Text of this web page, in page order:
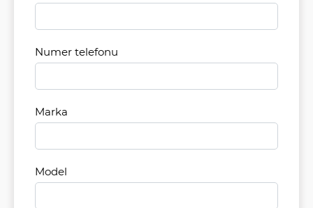
Numer telefonu
Marka
Model